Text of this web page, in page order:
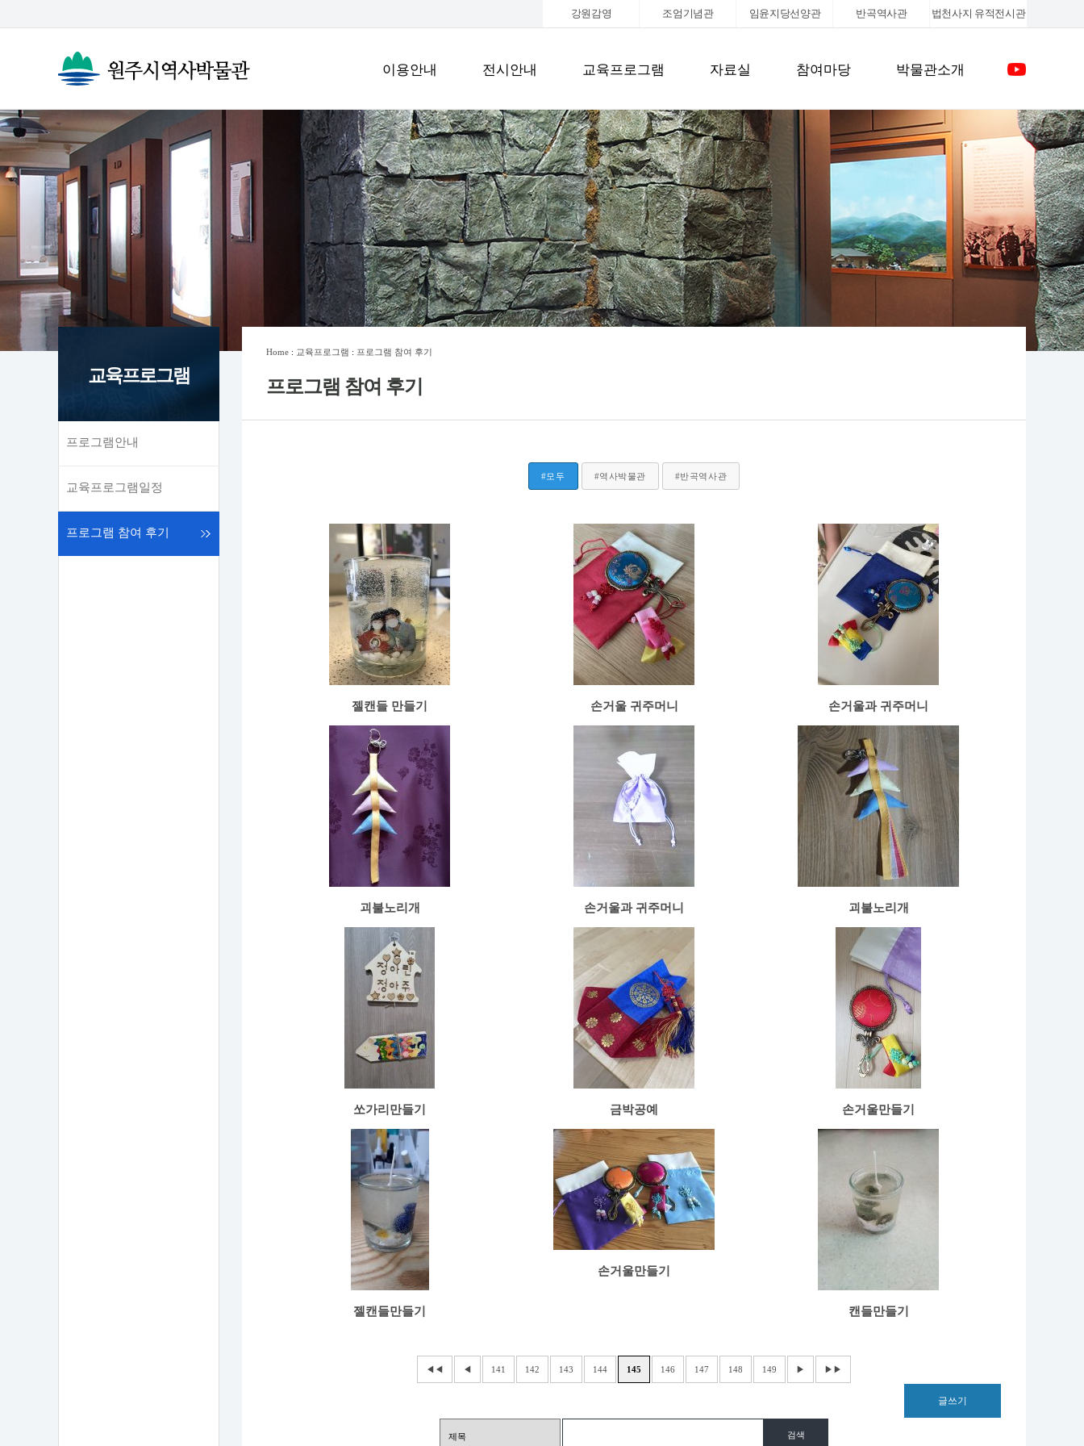
강원감영 조엄기념관 임윤지당선양관 반곡역사관 법천사지 유적전시관
이용안내 전시안내 교육프로그램 자료실 참여마당 박물관소개
교육프로그램
프로그램안내
교육프로그램일정
프로그램 참여 후기
Home : 교육프로그램 : 프로그램 참여 후기
프로그램 참여 후기
#모두 #역사박물관 #반곡역사관
젤캔들 만들기 손거울 귀주머니 손거울과 귀주머니
괴불노리개 손거울과 귀주머니 괴불노리개
쏘가리만들기 금박공예 손거울만들기
젤캔들만들기
손거울만들기
캔들만들기
◀◀ ◀ 141 142 143 144 145 146 147 148 149 ▶ ▶▶
글쓰기